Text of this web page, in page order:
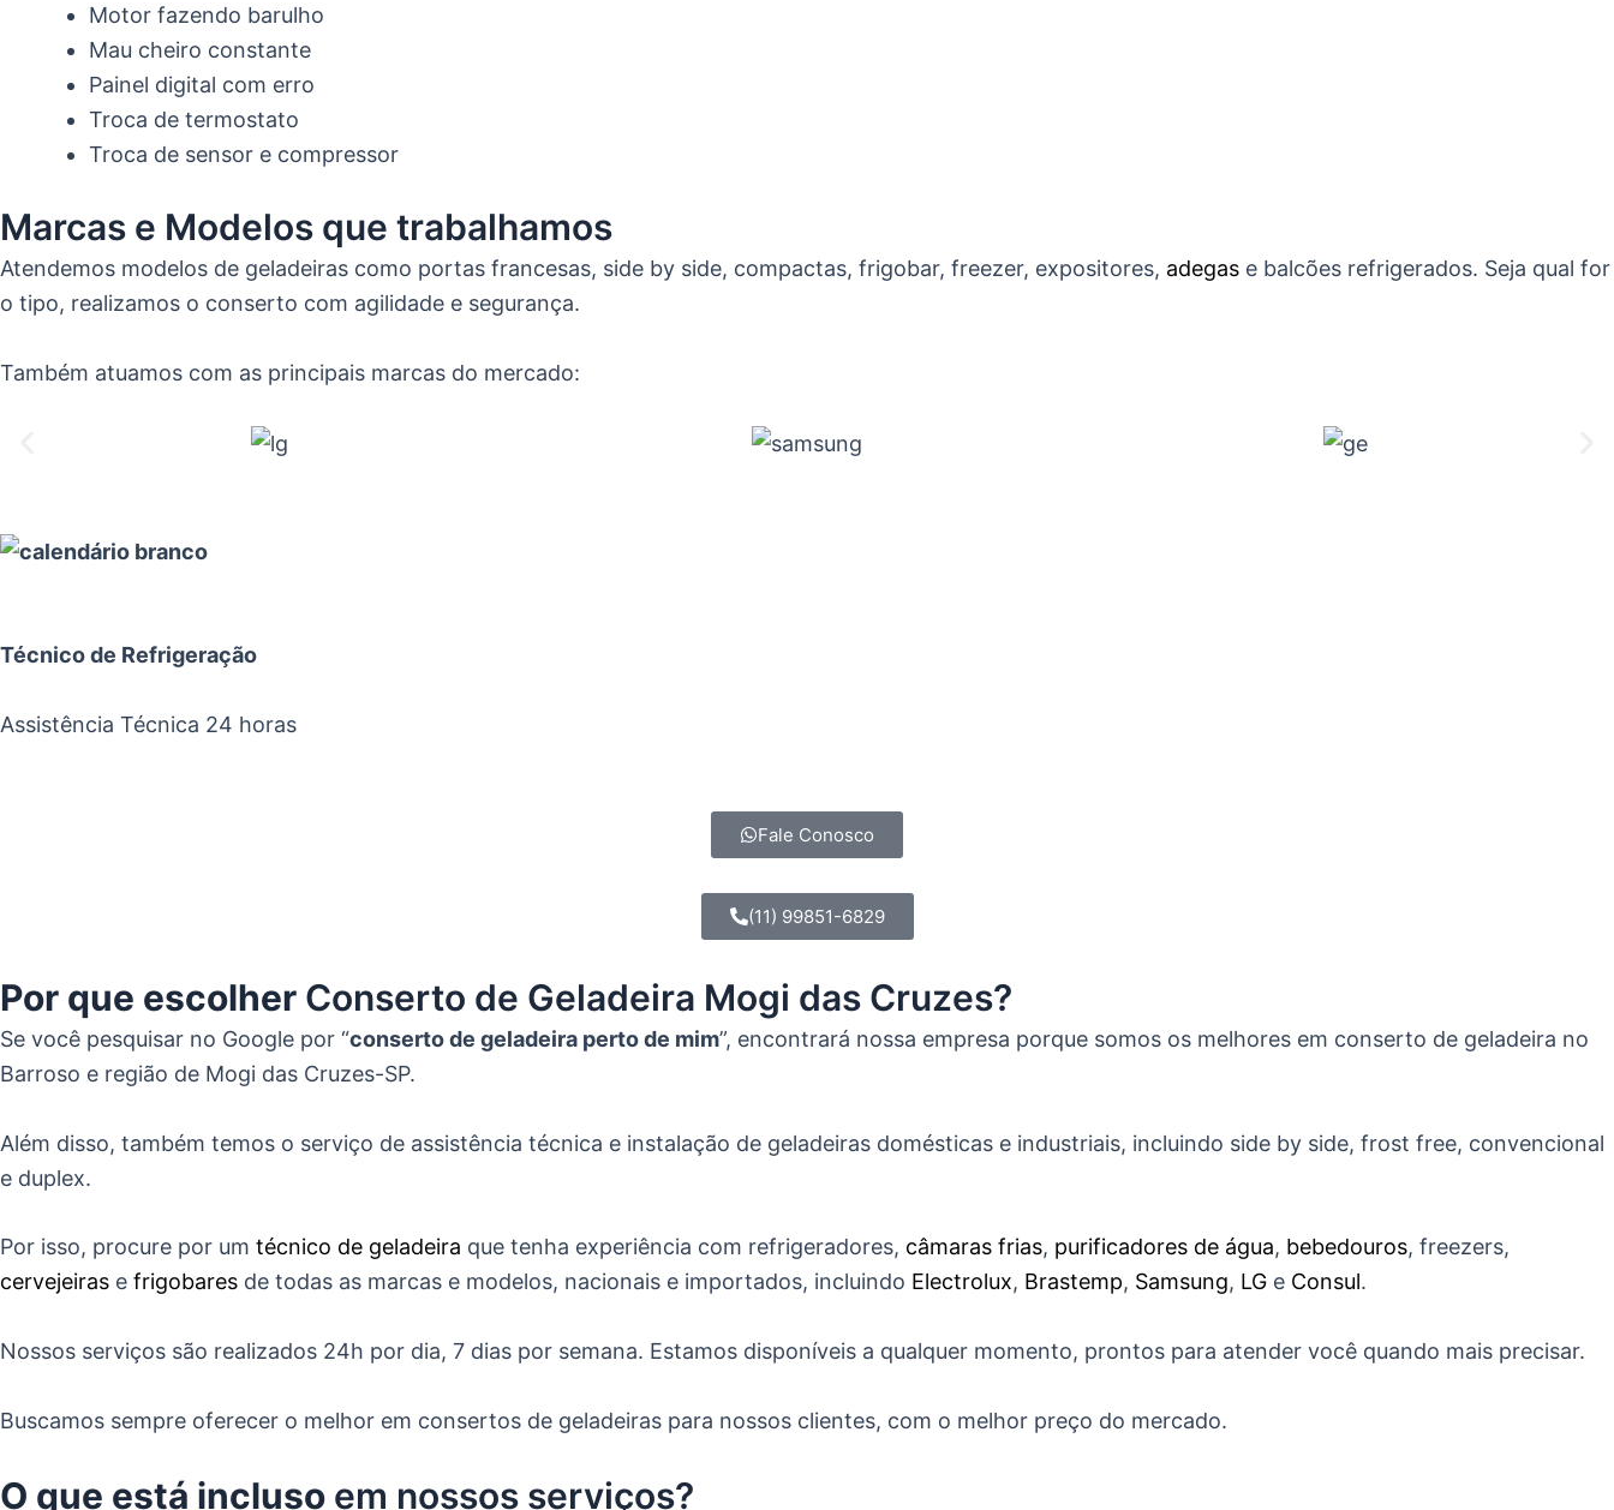
Motor fazendo barulho
Mau cheiro constante
Painel digital com erro
Troca de termostato
Troca de sensor e compressor
Marcas e Modelos que trabalhamos
Atendemos modelos de geladeiras como portas francesas, side by side, compactas, frigobar, freezer, expositores, adegas e balcões refrigerados. Seja qual for
o tipo, realizamos o conserto com agilidade e segurança.
Também atuamos com as principais marcas do mercado:
Técnico de Refrigeração
Assistência Técnica 24 horas
Fale Conosco
(11) 99851-6829
Por que escolher Conserto de Geladeira Mogi das Cruzes?
Se você pesquisar no Google por “conserto de geladeira perto de mim”, encontrará nossa empresa porque somos os melhores em conserto de geladeira no
Barroso e região de Mogi das Cruzes-SP.
Além disso, também temos o serviço de assistência técnica e instalação de geladeiras domésticas e industriais, incluindo side by side, frost free, convencional
e duplex.
Por isso, procure por um técnico de geladeira que tenha experiência com refrigeradores, câmaras frias, purificadores de água, bebedouros, freezers,
cervejeiras e frigobares de todas as marcas e modelos, nacionais e importados, incluindo Electrolux, Brastemp, Samsung, LG e Consul.
Nossos serviços são realizados 24h por dia, 7 dias por semana. Estamos disponíveis a qualquer momento, prontos para atender você quando mais precisar.
Buscamos sempre oferecer o melhor em consertos de geladeiras para nossos clientes, com o melhor preço do mercado.
O que está incluso em nossos serviços?